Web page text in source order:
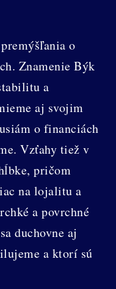
o
Znamenie Býk
a
aj svojim
o financiách
Vzťahy tiež v
pričom
na lojalitu a
a povrchné
duchovne aj
a ktorí sú